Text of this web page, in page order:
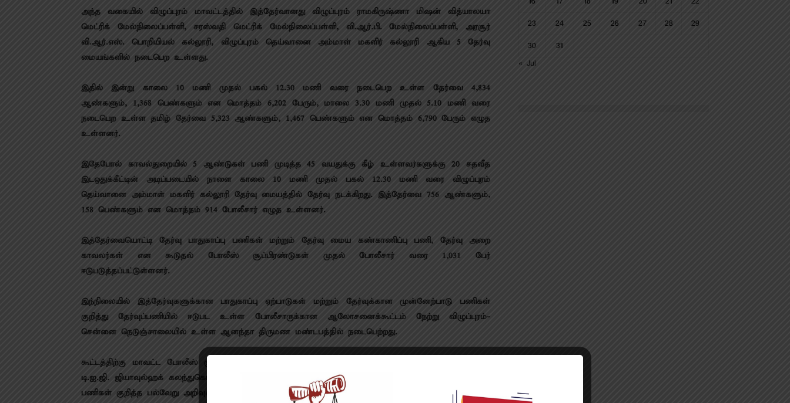
அந்த வகையில் விழுப்புரம் மாவட்டத்தில் இத்தேர்வானது விழுப்புரம் ராமகிருஷ்ணா மிஷன் வித்யாலயா
மெட்ரிக் மேல்நிலைப்பள்ளி, சரஸ்வதி மெட்ரிக் மேல்நிலைப்பள்ளி, வி.ஆர்.பி. மேல்நிலைப்பள்ளி, அரசூர்
வி.ஆர்.எஸ். பொறியியல் கல்லூரி, விழுப்புரம் தெய்வானை அம்மாள் மகளிர் கல்லூரி ஆகிய 5 தேர்வு
மையங்களில் நடைபெற உள்ளது.
இதில் இன்று காலை 10 மணி முதல் பகல் 12.30 மணி வரை நடைபெற உள்ள தேர்வை 4,834
ஆண்களும், 1,368 பெண்களும் என மொத்தம் 6,202 பேரும், மாலை 3.30 மணி முதல் 5.10 மணி வரை
நடைபெற உள்ள தமிழ் தேர்வை 5,323 ஆண்களும், 1,467 பெண்களும் என மொத்தம் 6,790 பேரும் எழுத
உள்ளனர்.
இதேபோல் காவல்துறையில் 5 ஆண்டுகள் பணி முடித்த 45 வயதுக்கு கீழ் உள்ளவர்களுக்கு 20 சதவீத
இடஒதுக்கீட்டின் அடிப்படையில் நாளை காலை 10 மணி முதல் பகல் 12.30 மணி வரை விழுப்புரம்
தெய்வானை அம்மாள் மகளிர் கல்லூரி தேர்வு மையத்தில் தேர்வு நடக்கிறது. இத்தேர்வை 756 ஆண்களும்,
158 பெண்களும் என மொத்தம் 914 போலீசார் எழுத உள்ளனர்.
இத்தேர்வையொட்டி தேர்வு பாதுகாப்பு பணிகள் மற்றும் தேர்வு மைய கண்காணிப்பு பணி, தேர்வு அறை
காவலர்கள் என கூடுதல் போலீஸ் சூப்பிரண்டுகள் முதல் போலீசார் வரை 1,031 பேர்
ஈடுபடுத்தப்பட்டுள்ளனர்.
இந்நிலையில் இத்தேர்வுகளுக்கான பாதுகாப்பு ஏற்பாடுகள் மற்றும் தேர்வுக்கான முன்னேற்பாடு பணிகள்
குறித்து தேர்வுப்பணியில் ஈடுபட உள்ள போலீசாருக்கான ஆலோசனைக்கூட்டம் நேற்று விழுப்புரம்-
சென்னை நெடுஞ்சாலையில் உள்ள ஆனந்தா திருமண மண்டபத்தில் நடைபெற்றது.
கூட்டத்திற்கு மாவட்ட போலீஸ் சூப்பிரண்டு சசாங் சாய் தலைமை தாங்கினார். விழுப்புரம் சரக போலீஸ்
டி.ஐ.ஜி. ஜியாவுல்ஹக் கலந்துகொண்டு தேர்வுப்பணியில் ஈடுபட உள்ள போலீசாருக்கு தேர்வு மையங்களின்
பணிகள் குறித்த பல்வேறு அறிவுரைகளையும், ஆலோசனைகளையும் வழங்கினார்.
23 24 25 26 27 28 29
30
31
« Jul